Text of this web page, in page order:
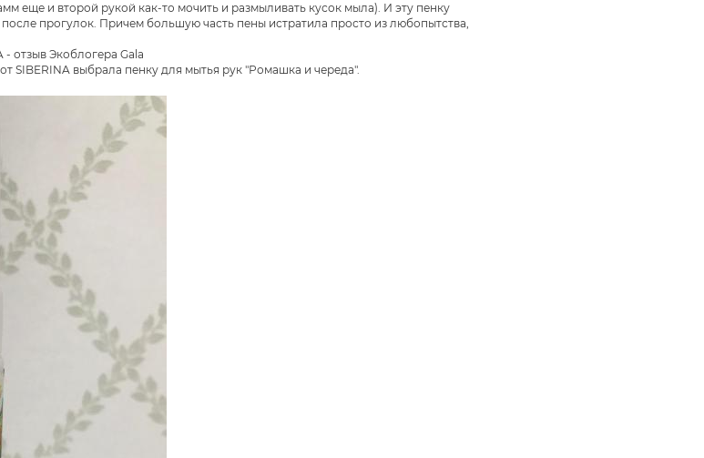
еще и второй рукой как-то мочить и размыливать кусок мыла). И эту пенку
прогулок. Причем большую часть пены истратила просто из любопытства,
SIBERINA выбрала пенку для мытья рук "Ромашка и череда".